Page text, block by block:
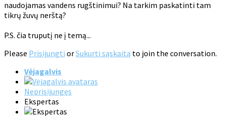
naudojamas vandens rugštinimui? Na tarkim paskatinti tam
tikrų žuvų nerštą?
P.S. čia truputį ne į temą...
Please Prisijungti orSukurti sąskaitą to join the conversation.
Vėjagalvis
Neprisijungęs
Ekspertas